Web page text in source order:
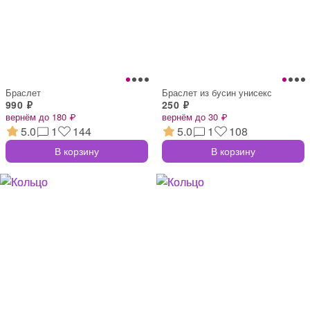
Браслет
990 ₽
вернём до 180 ₽
5.0 1 144
В корзину
Браслет из бусин унисекс
250 ₽
вернём до 30 ₽
5.0 1 108
В корзину